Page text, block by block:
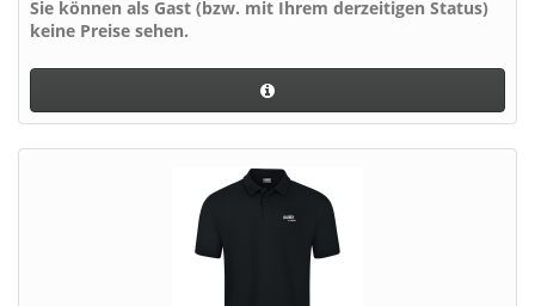
Sie können als Gast (bzw. mit Ihrem derzeitigen Status)
keine Preise sehen.